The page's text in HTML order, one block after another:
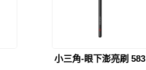
小三角-眼下澎亮刷 583